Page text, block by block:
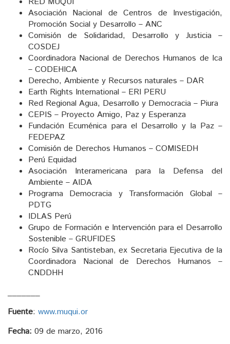
Asociación Nacional de Centros de Investigación,
Promoción Social y Desarrollo – ANC
Comisión de Solidaridad, Desarrollo y Justicia –
COSDEJ
Coordinadora Nacional de Derechos Humanos de Ica
– CODEHICA
Derecho, Ambiente y Recursos naturales – DAR
Earth Rights International – ERI PERU
Red Regional Agua, Desarrollo y Democracia – Piura
CEPIS – Proyecto Amigo, Paz y Esperanza
Fundación Ecuménica para el Desarrollo y la Paz –
FEDEPAZ
Comisión de Derechos Humanos – COMISEDH
Perú Equidad
Asociación Interamericana para la Defensa del
Ambiente – AIDA
Programa Democracia y Transformación Global –
PDTG
IDLAS Perú
Grupo de Formación e Intervención para el Desarrollo
Sostenible – GRUFIDES
Rocío Silva Santisteban, ex Secretaria Ejecutiva de la
Coordinadora Nacional de Derechos Humanos –
CNDDHH
Fuente: www.muqui.or
Fecha: 09 de marzo, 2016